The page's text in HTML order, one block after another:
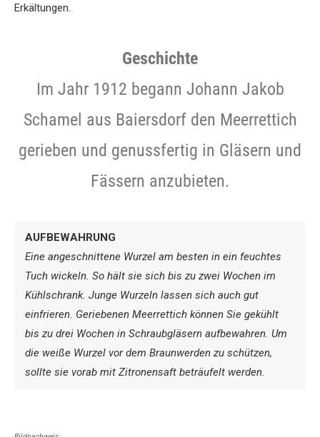
Erkältungen.
Geschichte
Im Jahr 1912 begann Johann Jakob
Schamel aus Baiersdorf den Meerrettich
gerieben und genussfertig in Gläsern und
Fässern anzubieten.
AUFBEWAHRUNG
Eine angeschnittene Wurzel am besten in ein feuchtes
Tuch wickeln. So hält sie sich bis zu zwei Wochen im
Kühlschrank. Junge Wurzeln ­lassen sich auch gut
einfrieren. ­Geriebenen Meerrettich können Sie gekühlt
bis zu drei Wochen in Schraubgläsern aufbewahren. Um
die weiße Wurzel vor dem Braunwerden zu schützen,
sollte sie vorab mit Zitronensaft beträufelt werden.